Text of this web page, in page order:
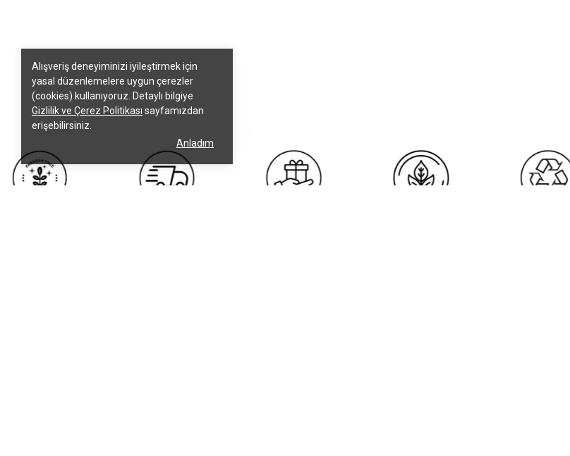
Alışveriş deneyiminizi iyileştirmek için
yasal düzenlemelere uygun çerezler
(cookies) kullanıyoruz. Detaylı bilgiye
Gizlilik ve Çerez Politikası sayfamızdan
erişebilirsiniz.
Anladım